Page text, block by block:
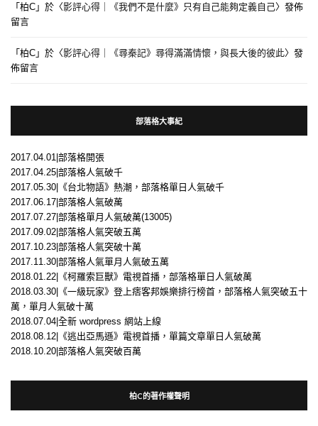
「柏C 」於〈影評心得｜《我們不是什麼》只有自己能夠定義自己〉發佈
留言
「柏C 」於〈影評心得｜《尋秦記》尋得滿滿情懷，與長大後的彼此〉發
佈留言
部落格大事紀
2017.04.01|部落格開張
2017.04.25|部落格人氣破千
2017.05.30|《台北物語》熱潮，部落格單日人氣破千
2017.06.17|部落格人氣破萬
2017.07.27|部落格單月人氣破萬(13005)
2017.09.02|部落格人氣突破五萬
2017.10.23|部落格人氣突破十萬
2017.11.30|部落格人氣單月人氣破五萬
2018.01.22|《柯羅索巨獸》電視首播，部落格單日人氣破萬
2018.03.30|《一級玩家》登上痞客邦娛樂排行榜首，部落格人氣突破五十
萬，單月人氣破十萬
2018.07.04|全新 wordpress 網站上線
2018.08.12|《逃出亞馬遜》電視首播，單篇文章單日人氣破萬
2018.10.20|部落格人氣突破百萬
柏C的著作權聲明